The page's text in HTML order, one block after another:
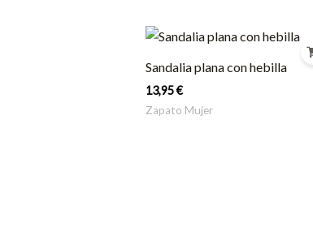
Sandalia plana con hebilla
13,95€
Zapato Mujer